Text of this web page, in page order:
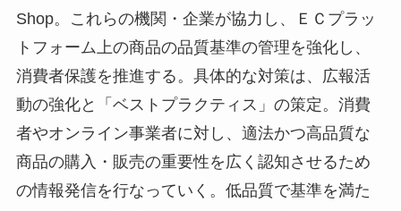
Shop。これらの機関・企業が協力し、ＥＣプラッ
トフォーム上の商品の品質基準の管理を強化し、
消費者保護を推進する。具体的な対策は、広報活
動の強化と「ベストプラクティス」の策定。消費
者やオンライン事業者に対し、適法かつ高品質な
商品の購入・販売の重要性を広く認知させるため
の情報発信を行なっていく。低品質で基準を満た